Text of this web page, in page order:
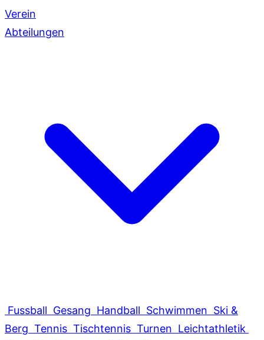
Verein
Abteilungen
Fussball Gesang Handball Schwimmen Ski &
Berg Tennis Tischtennis Turnen Leichtathletik